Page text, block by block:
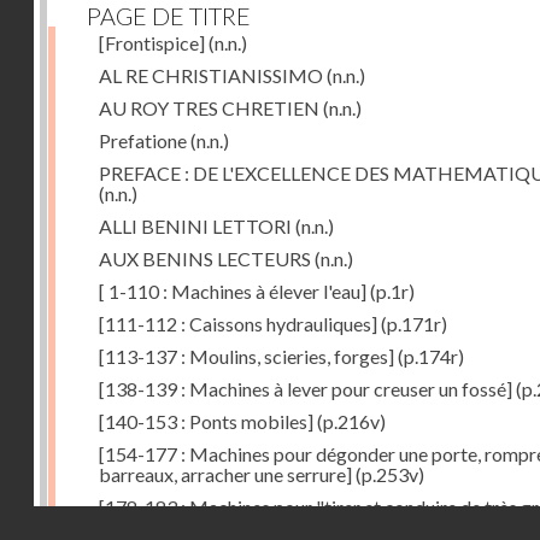
PAGE DE TITRE
[Frontispice](n.n.)
AL RE CHRISTIANISSIMO (n.n.)
AU ROY TRES CHRETIEN (n.n.)
Prefatione(n.n.)
PREFACE : DE L'EXCELLENCE DES
(n.n.)
ALLI BENINI LETTORI (n.n.)
AUX BENINS LECTEURS (n.n.)
[ 1-110 : Machines à élever l'eau](p.1r)
[111-112 : Caissons hydrauliques](p.171r)
[113-137 : Moulins, scieries, forges](p.174r)
[138-139 : Machines à lever pour creuser un fossé]
[140-153 : Ponts mobiles](p.216v)
[154-177 : Machines pour dégonder une porte,
barreaux, arracher une serrure](p.253v)
[178-183 : Machines pour "tirer et conduire de très